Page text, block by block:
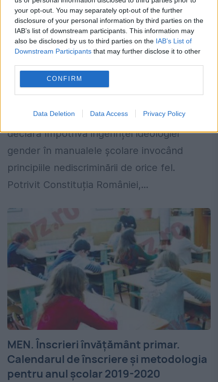
your opt-out. You may separately opt-out of the further
disclosure of your personal information by third parties on the
IAB’s list of downstream participants. This information may
also be disclosed by us to third parties on the IAB’s List of
Downstream Participants that may further disclose it to other
CONFIRM
Data Deletion Data Access Privacy Policy
MEN răspunde celor 300.000 de părinți
care se opun ideologiei gender în
manualele școlare
1 MAI 2019
semnate de 300 de mii de români care se
declară împotriva ingerinței ideologiei
gender în manualele școlare invocând
principiile nediscriminării de orice fel.
Potrivit Constituția României,...
MEN. Înscrieri învățământ primar.
Calendarul de înscriere și metodologia
pentru anul școlar 2019-2020